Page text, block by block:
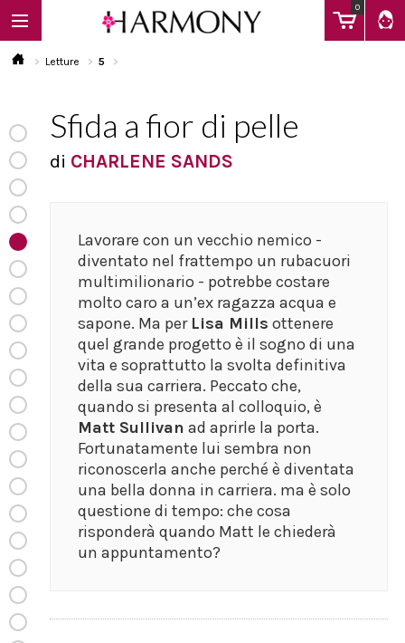
0
EBOOK
LIBRI
Calendario
FAQ
Letture 5
Sfida a fior di pelle
di CHARLENE SANDS
Lavorare con un vecchio nemico -
diventato nel frattempo un rubacuori
multimilionario - potrebbe costare
molto caro a un’ex ragazza acqua e
sapone. Ma per Lisa Mills ottenere
quel grande progetto è il sogno di una
vita e soprattutto la svolta definitiva
della sua carriera. Peccato che,
quando si presenta al colloquio, è
Matt Sullivan ad aprirle la porta.
Fortunatamente lui sembra non
riconoscerla anche perché è diventata
una bella donna in carriera. ma è solo
questione di tempo: che cosa
risponderà quando Matt le chiederà
un appuntamento?